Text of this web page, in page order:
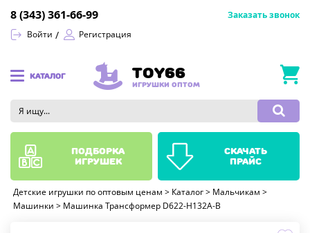
Войти Регистрация
8 (343) 361-66-99 Заказать звонок
КАТАЛОГ TOY66
ИГРУШКИ ОПТОМ
Детские игрушки по оптовым ценам > Каталог > Мальчикам >
Машинки > Машинка Трансформер D622-H132A-B
подборка
игрушек
скачать
прайс